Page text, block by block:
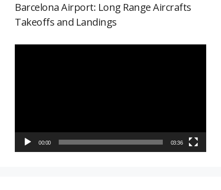
Barcelona Airport: Long Range Aircrafts
Takeoffs and Landings
00:00 03:36